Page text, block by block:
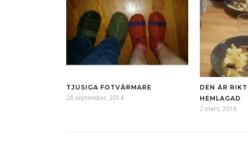
TJUSIGA FOTVÄRMARE
28 september, 2014
DEN ÄR
HEMLAGAD
2 mars, 2016